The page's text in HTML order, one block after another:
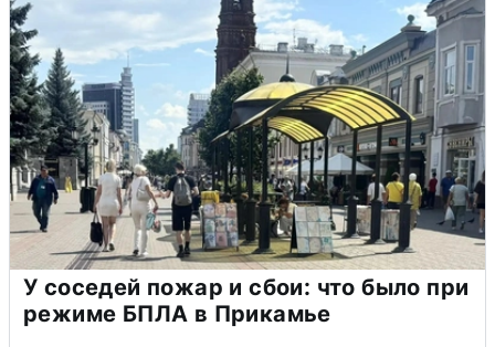
У соседей пожар и сбои: что было при
режиме БПЛА в Прикамье